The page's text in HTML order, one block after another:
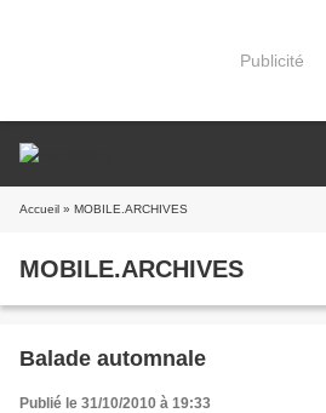
Publicité
Accueil » MOBILE.ARCHIVES
MOBILE.ARCHIVES
Balade automnale
Publié le 31/10/2010 à 19:33